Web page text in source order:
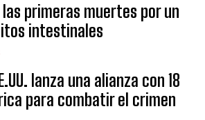
las primeras muertes por un
intestinales
lanza una alianza con 18
para combatir el crimen